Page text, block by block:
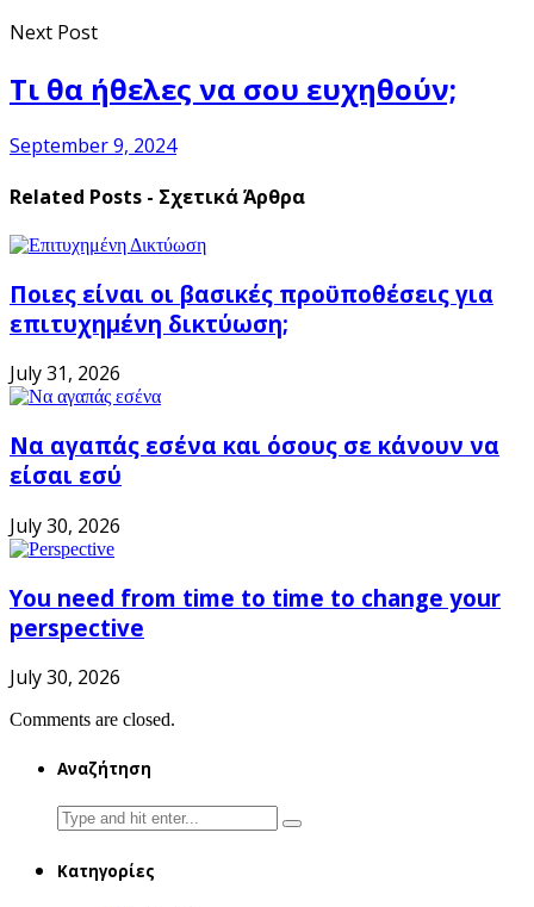
Next Post
Τι θα ήθελες να σου ευχηθούν;
September 9, 2024
Related Posts - Σχετικά Άρθρα
Ποιες είναι οι βασικές προϋποθέσεις για
επιτυχημένη δικτύωση;
July 31, 2026
Να αγαπάς εσένα και όσους σε κάνουν να
είσαι εσύ
July 30, 2026
You need from time to time to change your
perspective
July 30, 2026
Comments are closed.
Αναζήτηση
Search
for:
Κατηγορίες